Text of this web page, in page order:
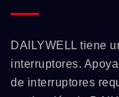
DAILYWELL tiene
interruptores.
de interruptores